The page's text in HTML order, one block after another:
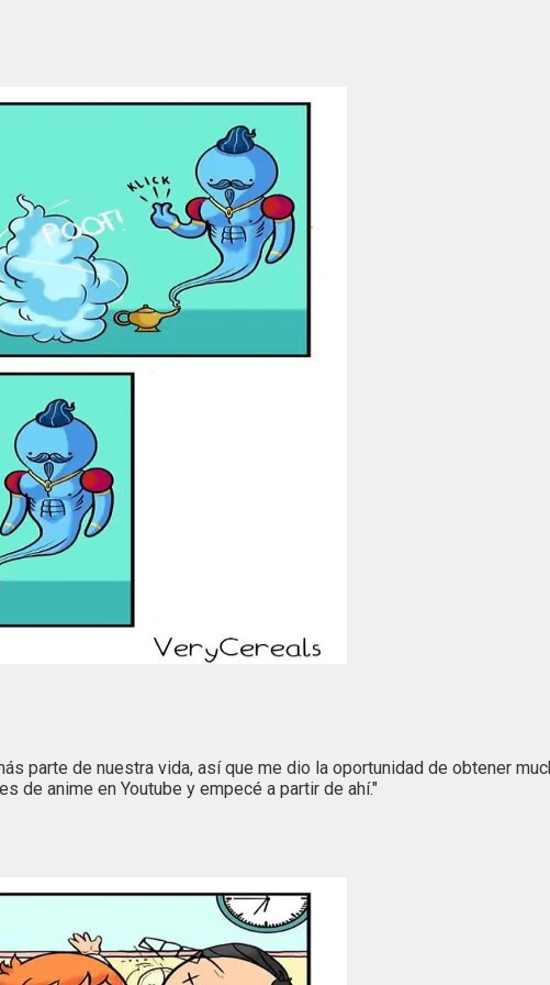
parte de nuestra vida, así que me dio la oportunidad de obtener
de anime en Youtube y empecé a partir de ahí."